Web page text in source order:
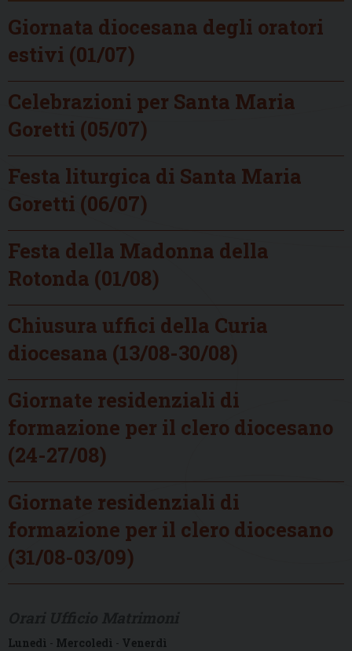
Giornata diocesana degli oratori
estivi (01/07)
Celebrazioni per Santa Maria
Goretti (05/07)
Festa liturgica di Santa Maria
Goretti (06/07)
Festa della Madonna della
Rotonda (01/08)
Chiusura uffici della Curia
diocesana (13/08-30/08)
Giornate residenziali di
formazione per il clero diocesano
(24-27/08)
Giornate residenziali di
formazione per il clero diocesano
(31/08-03/09)
Lunedì - Mercoledì - Venerdì